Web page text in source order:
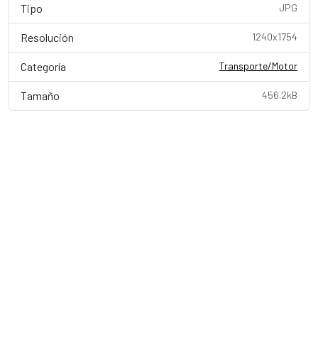
Tipo JPG
Resolución 1240x1754
Categoría Transporte/Motor
Tamaño 456.2kB